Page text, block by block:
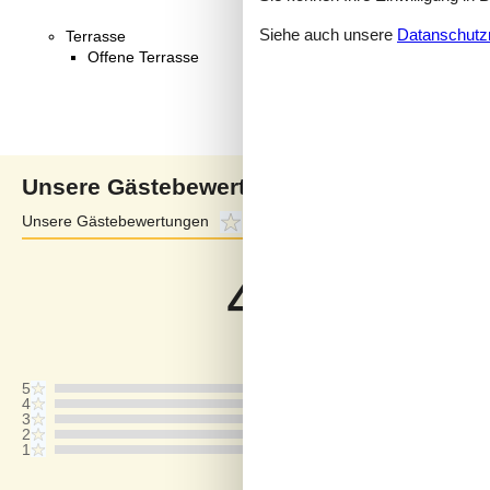
Terrasse
Offene Terrasse
Unsere Gästebewertungen
Unsere Gästebewertungen
4,4
5
4
3
2
1
Siehe auch unsere